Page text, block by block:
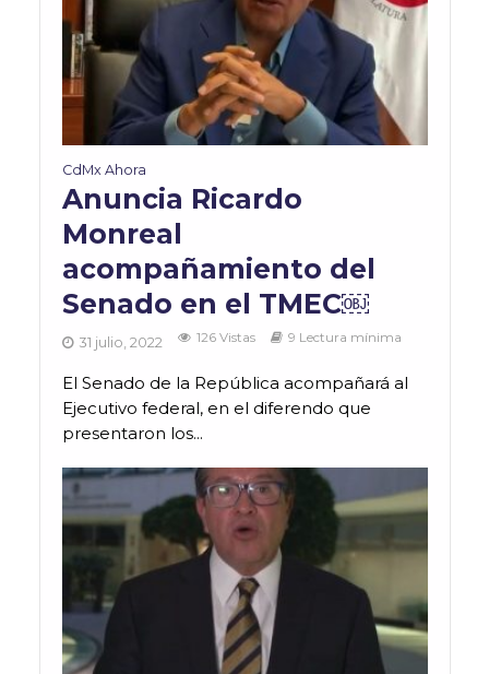
CdMx Ahora
Anuncia Ricardo
Monreal
acompañamiento del
Senado en el TMEC￼
31 julio, 2022 126 Vistas 9 Lectura mínima
El Senado de la República acompañará al
Ejecutivo federal, en el diferendo que
presentaron los...